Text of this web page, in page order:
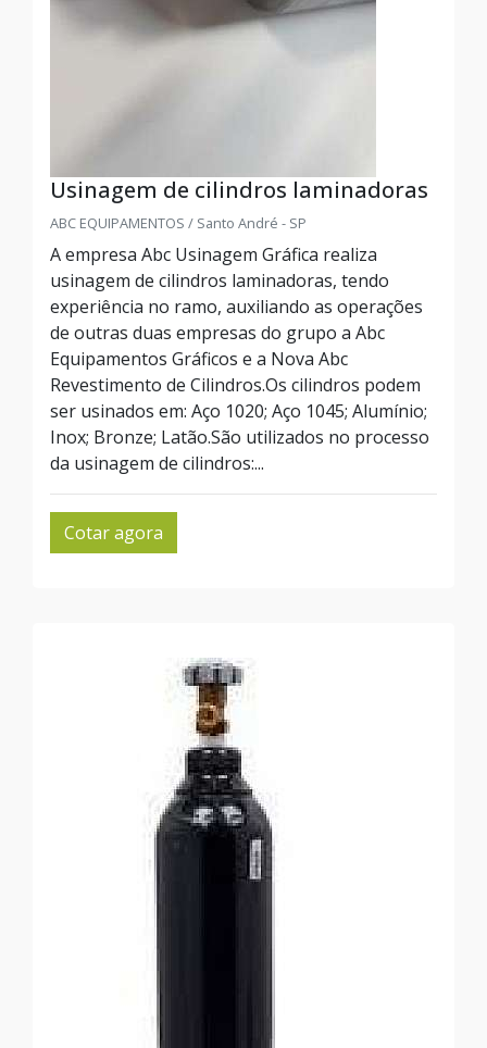
Usinagem de cilindros laminadoras
ABC EQUIPAMENTOS / Santo André - SP
A empresa Abc Usinagem Gráfica realiza
usinagem de cilindros laminadoras, tendo
experiência no ramo, auxiliando as operações
de outras duas empresas do grupo a Abc
Equipamentos Gráficos e a Nova Abc
Revestimento de Cilindros.Os cilindros podem
ser usinados em: Aço 1020; Aço 1045; Alumínio;
Inox; Bronze; Latão.São utilizados no processo
da usinagem de cilindros:...
Cotar agora